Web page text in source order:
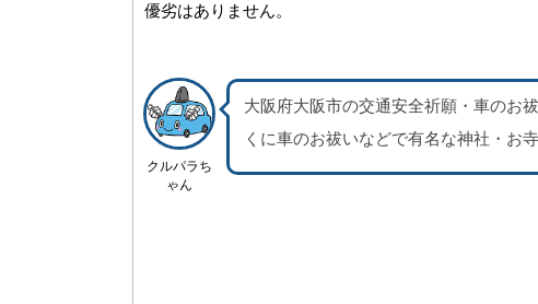
優劣はありません。
クルパラち
ゃん
大阪府大阪市の交通安全祈願・車のお
くに車のお祓いなどで有名な神社・お